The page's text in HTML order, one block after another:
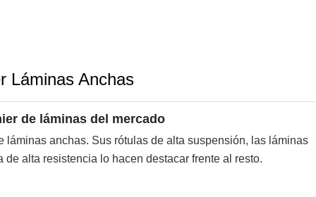
Láminas Anchas
de láminas del mercado
láminas anchas. Sus rótulas de alta suspensión, las láminas
de alta resistencia lo hacen destacar frente al resto.